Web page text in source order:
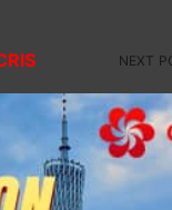
NEXT
Maroc :
deux pays
à jamais
l’Europe